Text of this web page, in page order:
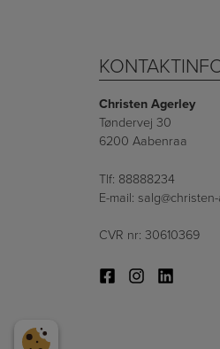
Christen Agerley
Tøndervej 30
6200 Aabenraa
Tlf: 88888234
E-mail:
CVR nr: 30610369